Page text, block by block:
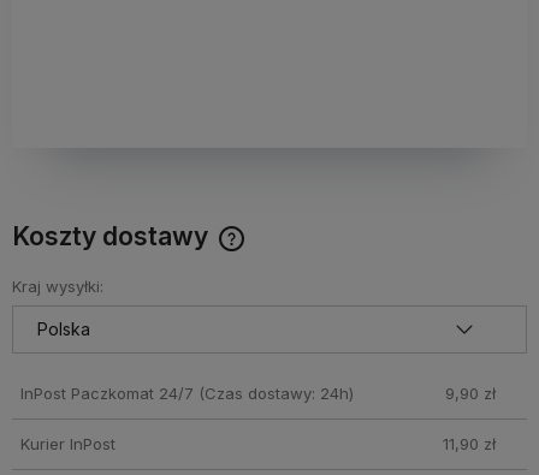
Koszty dostawy
Kraj wysyłki:
InPost Paczkomat 24/7 (Czas dostawy: 24h) 9,90 zł
Kurier InPost 11,90 zł